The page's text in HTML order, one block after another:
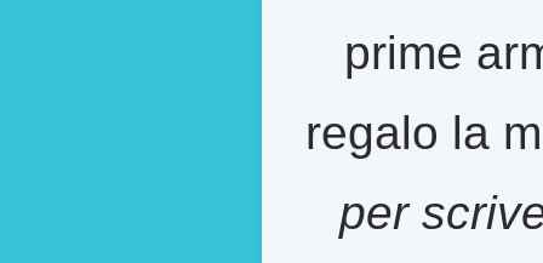
prime
regalo la
per